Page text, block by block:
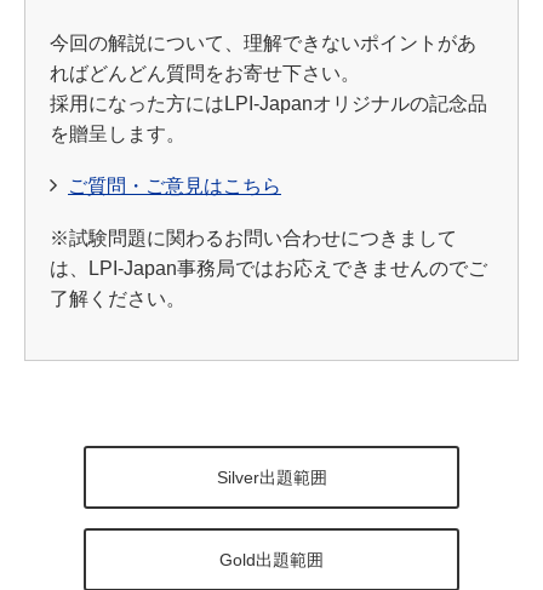
今回の解説について、理解できないポイントがあ
ればどんどん質問をお寄せ下さい。
採用になった方にはLPI-Japanオリジナルの記念品
を贈呈します。
ご質問・ご意見はこちら
※試験問題に関わるお問い合わせにつきまして
は、LPI-Japan事務局ではお応えできませんのでご
了解ください。
Silver出題範囲
Gold出題範囲